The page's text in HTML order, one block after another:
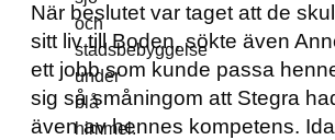
När beslutet var taget att de
sitt liv till Boden, sökte även
ett jobb som kunde passa
sig så småningom att Stegra
även av hennes kompetens.